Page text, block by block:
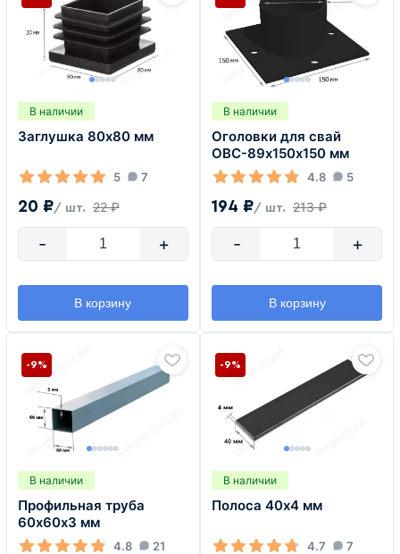
В наличии
Заглушка 80х80 мм
5 7
20 ₽/ шт. 22 ₽
- +
В корзину
В наличии
Оголовки для свай
ОВС-89х150х150 мм
4.8 5
194 ₽/ шт. 213 ₽
- +
В корзину
В наличии
Профильная труба
60х60х3 мм
4.8 21
-9%
В наличии
Полоса 40х4 мм
4.7 7
-9%